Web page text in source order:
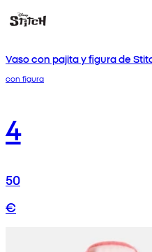
Vaso con pajita y figura de
con figura
4
50
€